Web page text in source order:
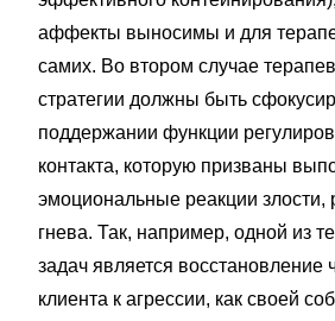
аффекты выносимы и для
самих. Во втором случае
стратегии должны быть
поддержании функции
контакта, которую призваны
эмоциональные реакции злости,
гнева. Так, например, одной из
задач является восстановление
клиента к агрессии, как своей